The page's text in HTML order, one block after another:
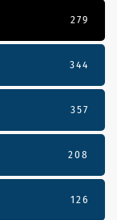
279
344
357
208
126